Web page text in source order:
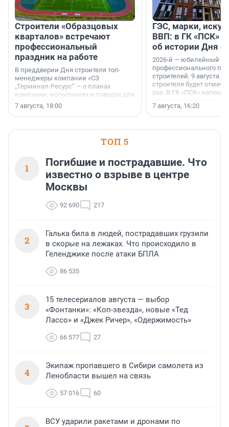
Строители «Образцовых
кварталов» встречают
профессиональный
праздник на работе
В преддверии Дня строителя топ-
менеджеры компании «СЗ
„Терминал-Ресурс“ — о планах
компании, испытаниях и поводах для
осторожного оптимизма.
7 августа, 18:00
ГЭС, марки,
ВВП: в ГК «ПСК»
об истории Дня
2026-й — юбилейный
профессионального
строителей. 9 августа
строителя будет
раз. В ГК «ПСК»
поменялась роль
7 августа, 16:20
ТОП 5
1
Погибшие и пострадавшие. Что
известно о взрыве в центре
Москвы
92 690 217
2
Галька била в людей, пострадавших грузили
в скорые на лежаках. Что происходило в
Геленджике после атаки БПЛА
86 535
3
15 телесериалов августа — выбор
«Фонтанки»: «Коп-звезда», новые «Тед
Лассо» и «Джек Ричер», «Одержимость»
66 577 27
4
Экипаж пропавшего в Сибири самолета из
Ленобласти вышел на связь
57 016 60
ВСУ ударили ракетами и дронами по